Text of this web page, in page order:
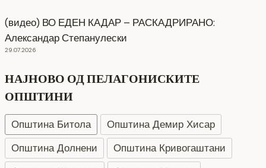
(видео) ВО ЕДЕН КАДАР – РАСКАДРИРАНО:
Александар Степанулески
29.07.2026
НАЈНОВО ОД ПЕЛАГОНИСКИТЕ
ОПШТИНИ
Општина Битола
Општина Демир Хисар
Општина Долнени
Општина Кривогаштани